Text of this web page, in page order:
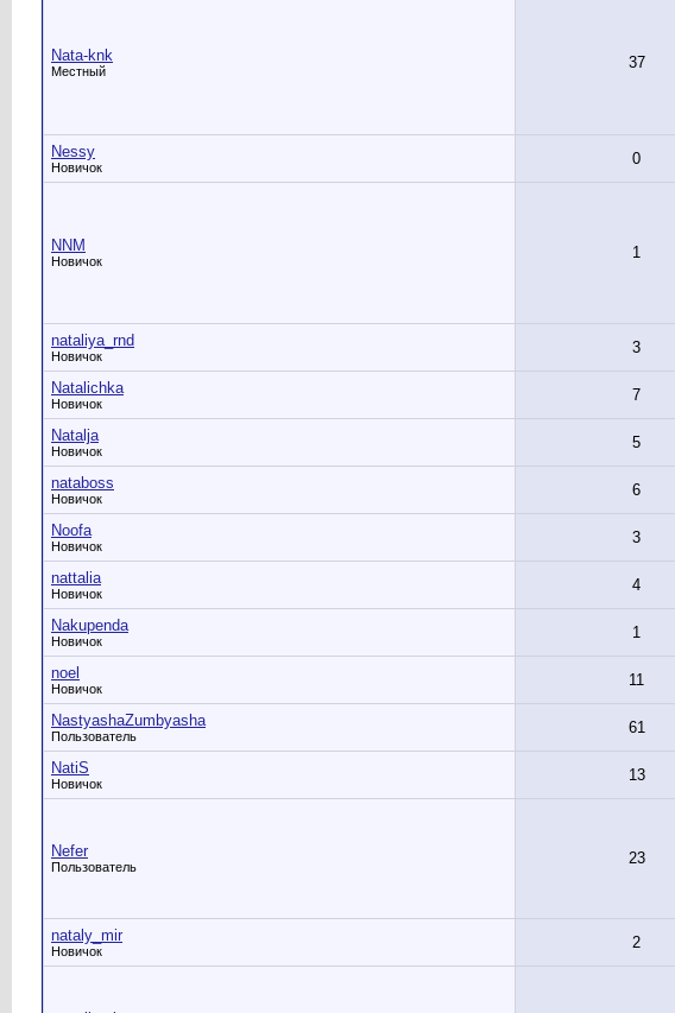
Nata-knk
Местный 37
Nessy
Новичок 0
NNM
Новичок 1
nataliya_rnd
Новичок 3
Natalichka
Новичок 7
Natalja
Новичок 5
nataboss
Новичок 6
Noofa
Новичок 3
nattalia
Новичок 4
Nakupenda
Новичок 1
noel
Новичок 11
NastyashaZumbyasha
Пользователь 61
NatiS
Новичок 13
Nefer
Пользователь 23
nataly_mir
Новичок 2